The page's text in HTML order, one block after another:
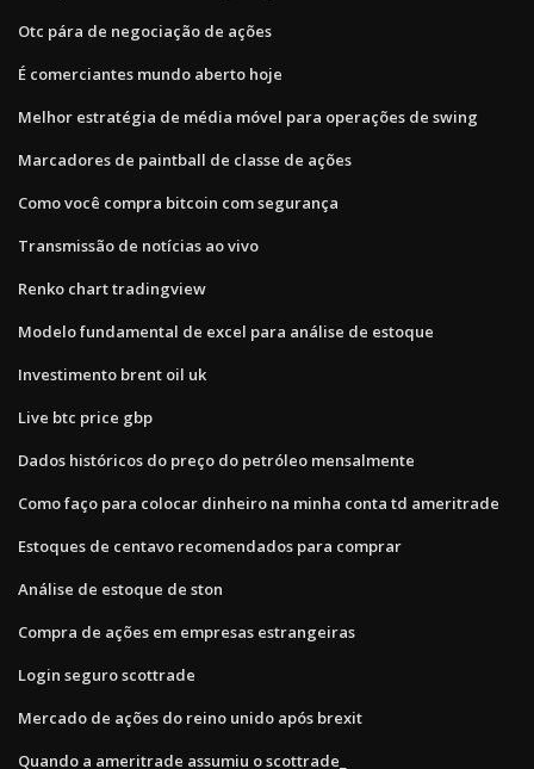
Otc pára de negociação de ações
É comerciantes mundo aberto hoje
Melhor estratégia de média móvel para operações de swing
Marcadores de paintball de classe de ações
Como você compra bitcoin com segurança
Transmissão de notícias ao vivo
Renko chart tradingview
Modelo fundamental de excel para análise de estoque
Investimento brent oil uk
Live btc price gbp
Dados históricos do preço do petróleo mensalmente
Como faço para colocar dinheiro na minha conta td ameritrade
Estoques de centavo recomendados para comprar
Análise de estoque de ston
Compra de ações em empresas estrangeiras
Login seguro scottrade
Mercado de ações do reino unido após brexit
Quando a ameritrade assumiu o scottrade_